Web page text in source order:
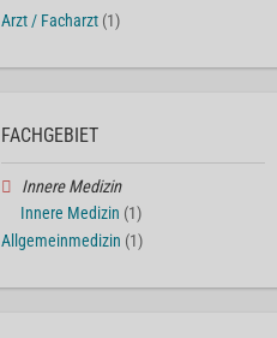
Arzt / Facharzt (1)
FACHGEBIET
Innere Medizin
Innere Medizin (1)
Allgemeinmedizin (1)